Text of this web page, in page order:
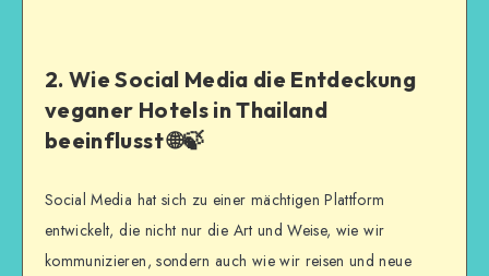
2. Wie Social Media die Entdeckung
veganer Hotels in Thailand
beeinflusst 🌐🍃
Social Media hat sich zu einer mächtigen Plattform
entwickelt, die nicht nur die Art und Weise, wie wir
kommunizieren, sondern auch wie wir reisen und neue